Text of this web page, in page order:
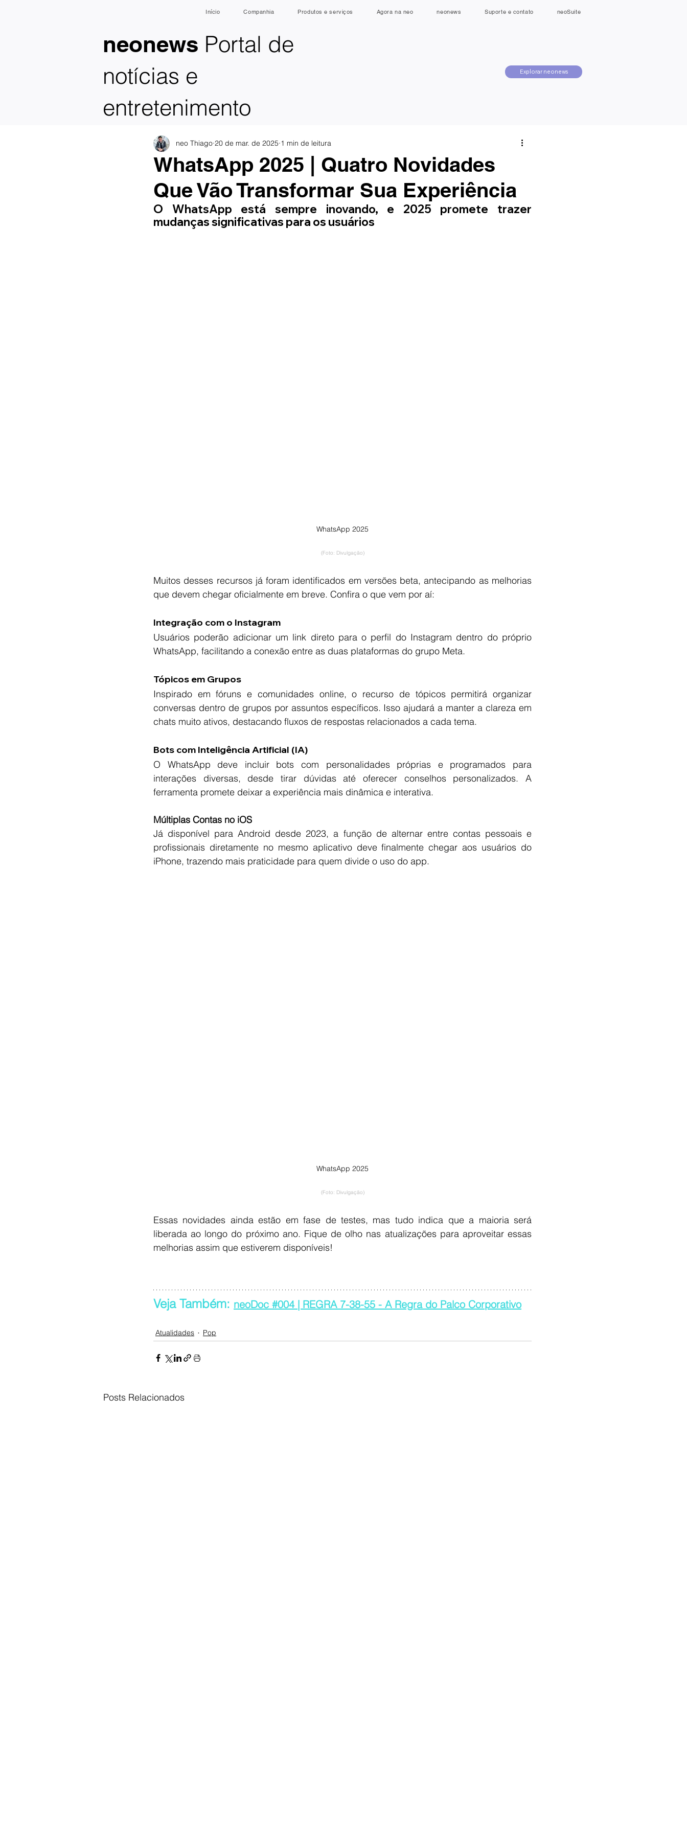
Explorar neonews
neonews Portal de
notícias e
entretenimento
Início Companhia Produtos e serviços Agora na neo neonews Suporte e contato neoSuite
WhatsApp 2025 | Quatro Novidades
Que Vão Transformar Sua Experiência
neo Thiago 20 de mar. de 2025 1 min de leitura
O WhatsApp está sempre inovando, e 2025 promete trazer
mudanças significativas para os usuários
WhatsApp 2025
(Foto: Divulgação)
Muitos desses recursos já foram identificados em versões beta, antecipando as melhorias
que devem chegar oficialmente em breve. Confira o que vem por aí:
Integração com o Instagram
Usuários poderão adicionar um link direto para o perfil do Instagram dentro do próprio
WhatsApp, facilitando a conexão entre as duas plataformas do grupo Meta.
Tópicos em Grupos
Inspirado em fóruns e comunidades online, o recurso de tópicos permitirá organizar
conversas dentro de grupos por assuntos específicos. Isso ajudará a manter a clareza em
chats muito ativos, destacando fluxos de respostas relacionados a cada tema.
Bots com Inteligência Artificial (IA)
O WhatsApp deve incluir bots com personalidades próprias e programados para
interações diversas, desde tirar dúvidas até oferecer conselhos personalizados. A
ferramenta promete deixar a experiência mais dinâmica e interativa.
Múltiplas Contas no iOS
Já disponível para Android desde 2023, a função de alternar entre contas pessoais e
profissionais diretamente no mesmo aplicativo deve finalmente chegar aos usuários do
iPhone, trazendo mais praticidade para quem divide o uso do app.
WhatsApp 2025
(Foto: Divulgação)
Essas novidades ainda estão em fase de testes, mas tudo indica que a maioria será
liberada ao longo do próximo ano. Fique de olho nas atualizações para aproveitar essas
melhorias assim que estiverem disponíveis!
Veja Também: neoDoc #004 | REGRA 7-38-55 - A Regra do Palco Corporativo
Atualidades Pop
Posts Relacionados